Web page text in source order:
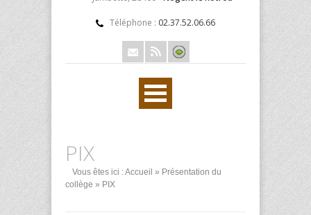
Téléphone : 02.37.52.06.66
PIX
Vous êtes ici :Accueil » Présentation du
collège » PIX